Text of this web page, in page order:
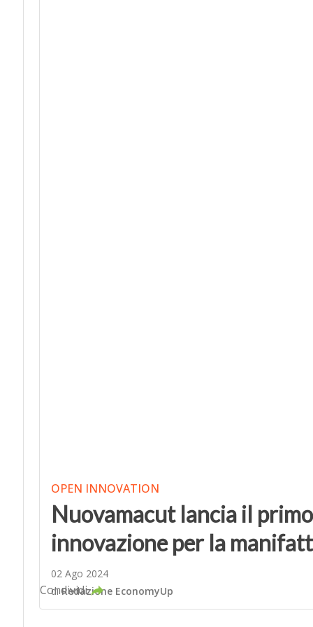
OPEN INNOVATION
Nuovamacut lancia il
innovazione per la
02 Ago 2024
diRedazione EconomyUp
Condividi